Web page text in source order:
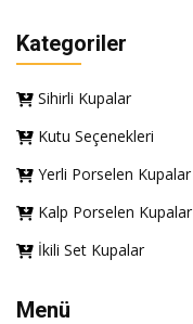
Kategoriler
Sihirli Kupalar
Kutu Seçenekleri
Yerli Porselen Kupalar
Kalp Porselen Kupalar
İkili Set Kupalar
Menü